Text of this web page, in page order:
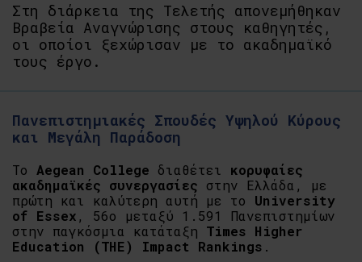
Στη διάρκεια της Τελετής απονεμήθηκαν
Βραβεία Αναγνώρισης στους καθηγητές,
οι οποίοι ξεχώρισαν με το ακαδημαϊκό
τους έργο.
Πανεπιστημιακές Σπουδές Υψηλού Κύρους
και Μεγάλη Παράδοση
Το Aegean College διαθέτει κορυφαίες
ακαδημαϊκές συνεργασίες στην Ελλάδα, με
πρώτη και καλύτερη αυτή με το University
of Essex , 56ο μεταξύ 1.591 Πανεπιστημίων
στην παγκόσμια κατάταξη Times Higher
Education (THE) Impact Rankings .